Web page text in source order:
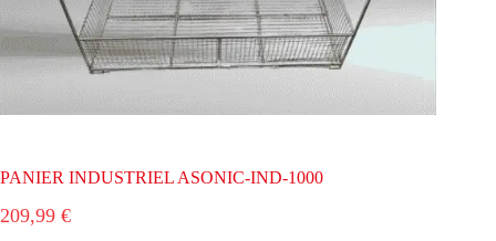
PANIER INDUSTRIEL ASONIC-IND-1000
209,99 €